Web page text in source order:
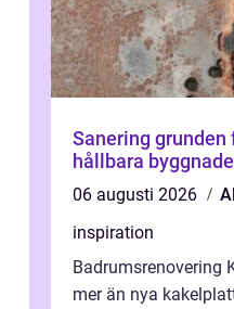
Sanering grunden för säkra och
hållbara
06 augusti 2026
inspiration
Badrumsrenovering
mer än nya